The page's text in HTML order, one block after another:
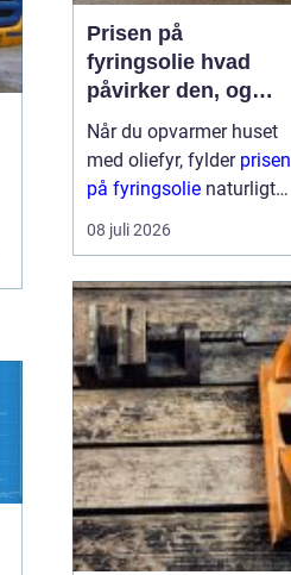
Prisen på
fyringsolie hvad
påvirker den, og
hvordan får du mest
for pengene?
Når du opvarmer huset
med oliefyr, fylder prisen
på fyringsolie naturligt
meget i budgettet.
Mange oplever, at
år til år og nogle gange
fra uge til uge. Derfor
giver det god...
08 juli 2026